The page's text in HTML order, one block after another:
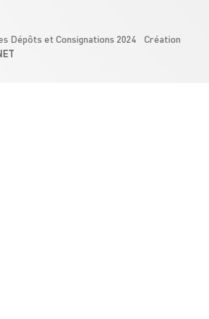
Dépôts et Consignations 2024 Création